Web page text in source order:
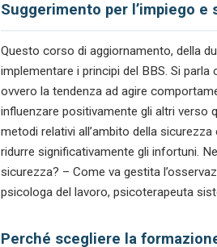
Suggerimento per l’impiego
Questo corso di aggiornamento, della
implementare i principi del BBS. Si
ovvero la tendenza ad agire
influenzare positivamente gli altri verso
metodi relativi all’ambito della
ridurre significativamente gli infortuni.
sicurezza? – Come va gestita
psicologa del lavoro, psicoterapeuta
Perché scegliere la